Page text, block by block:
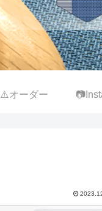
⚠️オーダー